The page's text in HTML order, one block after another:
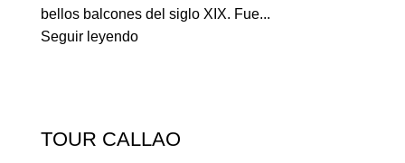
bellos balcones del siglo XIX. Fue...
Seguir leyendo
TOUR CALLAO